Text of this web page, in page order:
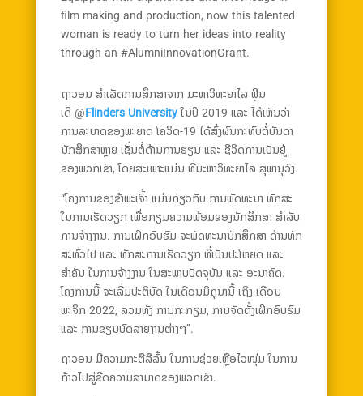
film making and production, now this talented
woman is ready to turn her ideas into reality
through an #AlumniInnovationGrant.
ຖາວອນ ສຳເລັດການສຶກສາຈາກ ມະຫາວິທະຍາໄລ ຟຼິນ
ເດີ @Flinders Universityໃນປີ 2019 ແລະ ໄດ້ເຫັນວ່າ
ການລະບາດຂອງພະຍາດ ໂຄວິດ-19 ໄດ້ສົ່ງຜົນກະທົບຕໍ່ບັນດາ
ນັກສຶກສາຫຼາຍ ເຊັ່ນຕໍ່ດ້ານການຮຽນ ແລະ ຊີວິດການເປັນຢູ່
ຂອງພວກເຂົາ, ໂດຍສະເພາະແມ່ນ ທີ່ມະຫາວິທະຍາໄລ ສຸພານຸວົງ.
“ໂຄງການຂອງຂ້າພະເຈົ້າ ແມ່ນກ່ຽວກັບ ການພັດທະນາ ທັກສະ
ໃນການເຮັດວຽກ ເພື່ອກຽມຄວາມພ້ອມຂອງນັກສຶກສາ ສຳລັບ
ການຈ້າງງານ. ການເຝິກອົບຮົມ ຈະພັດທະນານັກສຶກສາ ດ້ານທັກ
ສະທົ່ວໄປ ແລະ ທັກສະການເຮັດວຽກ ທີ່ເປັນປະໂຫຍດ ແລະ
ສຳຄັນ ໃນການຈ້າງງານ ໃນສະພາບປັດຈຸບັນ ແລະ ອະນາຄົດ.
ໂຄງການນີ້ ຈະເລີ່ມປະຕິບັດ ໃນເດືອນມິຖຸນານີ້ ເຖິງ ເດືອນ
ພະຈິກ 2022, ລວມທັງ ການກະກຽມ, ການຈັດຕັ້ງເຝິກອົບຮົມ
ແລະ ການຂຽນບົດລາຍງານຕ່າງໆ”.
ຖາວອນ ມີຄວາມກະຕືລືລົ້ນ ໃນການຊ່ວຍເຫຼືອໄວໜຸ່ມ ໃນການ
ກ້າວໄປສູ່ຂີດຄວາມສາມາດຂອງພວກເຂົາ.